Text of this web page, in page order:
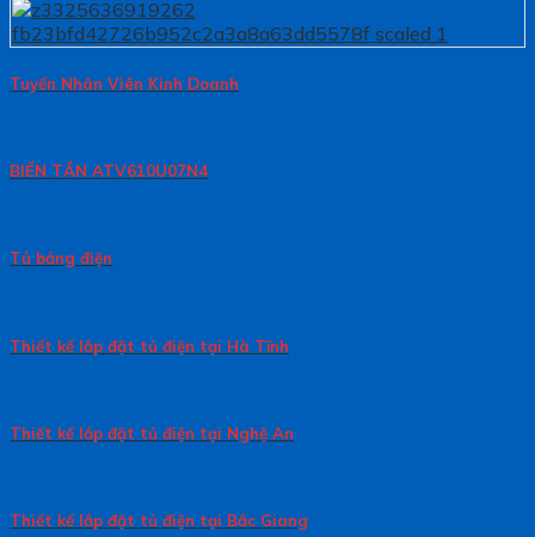
Tuyển Nhân Viên Kinh Doanh
BIẾN TẦN ATV610U07N4
Tủ bảng điện
Thiết kế lắp đặt tủ điện tại Hà Tĩnh
Thiết kế lắp đặt tủ điện tại Nghệ An
Thiết kế lắp đặt tủ điện tại Bắc Giang